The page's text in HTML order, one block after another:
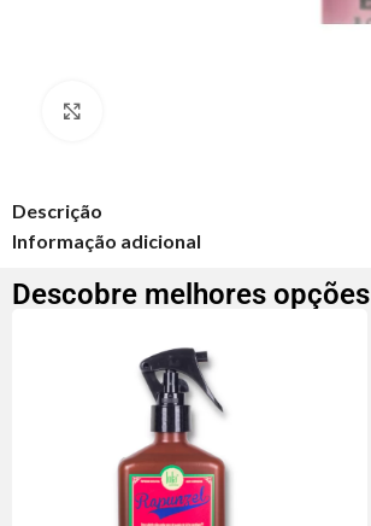
Descrição
Informação adicional
Descobre melhores opções